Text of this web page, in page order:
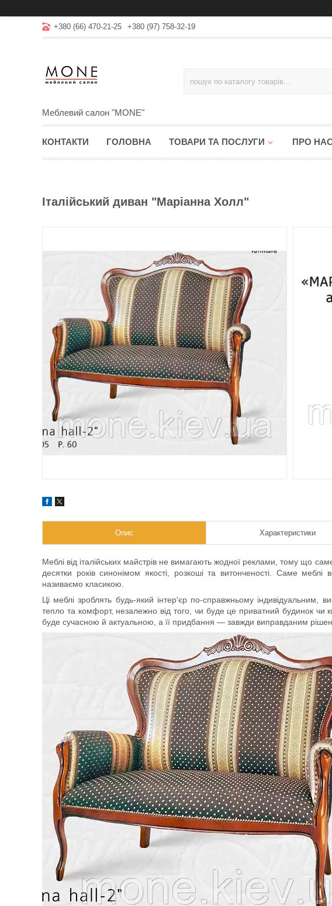
+380 (66) 470-21-25 +380 (97) 758-32-19
Меблевий салон "MONE"
КОНТАКТИ ГОЛОВНА ТОВАРИ ТА ПОСЛУГИ ПРО
Італійський диван "Маріанна Холл"
Опис Характеристики
Меблі від італійських майстрів не вимагають жодної реклами, тому що
десятки років синонімом якості, розкоші та витонченості. Саме
називаємо класикою.
Ці меблі зроблять будь-який інтер'єр по-справжньому індивідуальним,
тепло та комфорт, незалежно від того, чи буде це приватний будинок чи
буде сучасною й актуальною, а її придбання — завжди виправданим